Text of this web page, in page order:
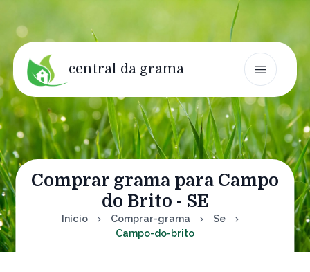
central da grama
Comprar grama para Campo
do Brito - SE
Início Comprar-grama
Se
Campo-do-brito